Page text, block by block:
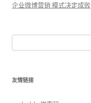
企业微博营销 模式决定成败
索：
友情链接